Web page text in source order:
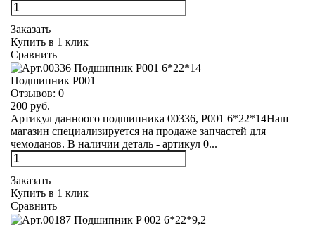
Заказать
Купить в 1 клик
Сравнить
Подшипник Р001
Отзывов: 0
200 руб.
Артикул данноого подшипника 00336, Р001 6*22*14Наш
магазин специализируется на продаже запчастей для
чемоданов. В наличии деталь - артикул 0...
Заказать
Купить в 1 клик
Сравнить